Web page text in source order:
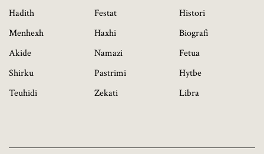
Hadith
Menhexh
Akide
Shirku
Teuhidi
Festat
Haxhi
Namazi
Pastrimi
Zekati
Histori
Biografi
Fetua
Hytbe
Libra